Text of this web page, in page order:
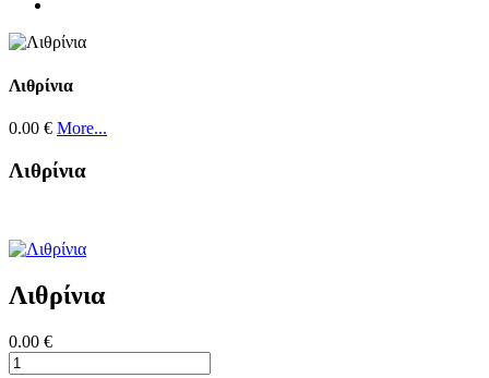
Λιθρίνια
0.00 € More...
Λιθρίνια
Λιθρίνια
0.00 €